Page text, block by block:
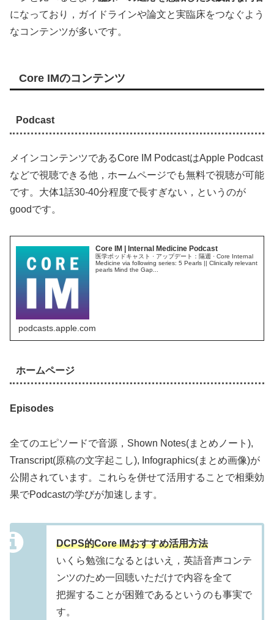
になっており，ガイドラインや論文と実臨床をつなぐよう
なコンテンツが多いです。
Core IMのコンテンツ
Podcast
メインコンテンツであるCore IM PodcastはApple Podcast
などで視聴できる他，ホームページでも無料で視聴が可能
です。大体1話30-40分程度で長すぎない，というのが
goodです。
Core IM | Internal Medicine Podcast
医学ポッドキャスト · アップデート：隔週 · Core Internal
Medicine via following series: 5 Pearls || Clinically relevant
pearls Mind the Gap...
podcasts.apple.com
ホームページ
Episodes
全てのエピソードで音源，Shown Notes(まとめノート),
Transcript(原稿の文字起こし), Infographics(まとめ画像)が
公開されています。これらを併せて活用することで相乗効
果でPodcastの学びが加速します。
DCPS的Core IMおすすめ活用方法
いくら勉強になるとはいえ，英語音声コンテ
ンツのため一回聴いただけで内容を全て
把握することが困難であるというのも事実で
す。